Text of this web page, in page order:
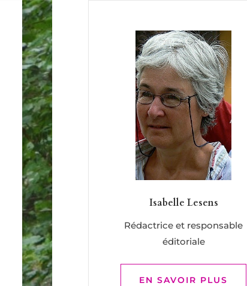
Isabelle Lesens
Rédactrice et responsable
éditoriale
EN SAVOIR PLUS